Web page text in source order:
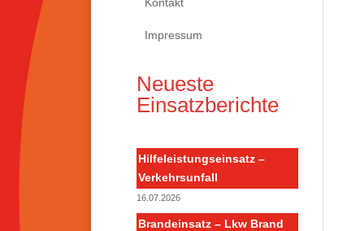
Impressum
Neueste
Einsatzberichte
Hilfeleistungseinsatz –
Verkehrsunfall
16.07.2026
Brandeinsatz – Lkw Brand